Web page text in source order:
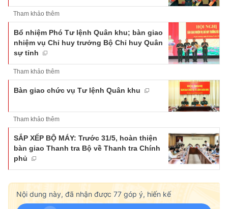
Tham khảo thêm
Bổ nhiệm Phó Tư lệnh Quân khu; bàn giao
nhiệm vụ Chỉ huy trưởng Bộ Chỉ huy Quân
sự tỉnh
Tham khảo thêm
Bàn giao chức vụ Tư lệnh Quân khu
Tham khảo thêm
SẮP XẾP BỘ MÁY: Trước 31/5, hoàn thiện
bàn giao Thanh tra Bộ về Thanh tra Chính
phủ
Nội dung này, đã nhận được 77 góp ý, hiến kế